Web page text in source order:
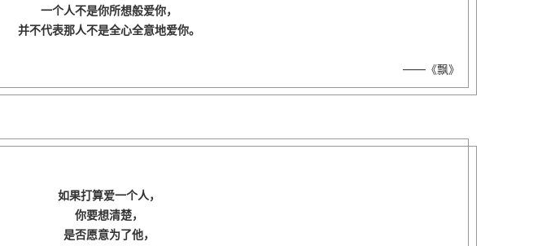
一个人不是你所想般爱你，
并不代表那人不是全心全意地爱你。
——《飘》
如果打算爱一个人，
你要想清楚，
是否愿意为了他，